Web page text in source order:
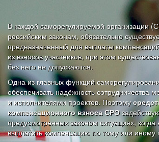
В каждой саморегулируемой организации
российским законам, обязательно
предназначенный для выплаты
из взносов участников, при этом
без него не допускаются.
Одна из главных функций
обеспечивать надёжность сотрудничества
и исполнителями проектов. Поэтому
компенсационного взноса СРО
предусмотренных законом ситуациях,
выплатить компенсацию по тому или иному